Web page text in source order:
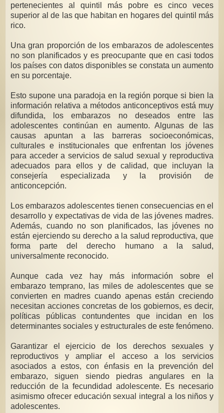
pertenecientes al quintil más pobre es cinco veces
superior al de las que habitan en hogares del quintil más
rico.
Una gran proporción de los embarazos de adolescentes
no son planificados y es preocupante que en casi todos
los países con datos disponibles se constata un aumento
en su porcentaje.
Esto supone una paradoja en la región porque si bien la
información relativa a métodos anticonceptivos está muy
difundida, los embarazos no deseados entre las
adolescentes continúan en aumento. Algunas de las
causas apuntan a las barreras socioeconómicas,
culturales e institucionales que enfrentan los jóvenes
para acceder a servicios de salud sexual y reproductiva
adecuados para ellos y de calidad, que incluyan la
consejería especializada y la provisión de
anticoncepción.
Los embarazos adolescentes tienen consecuencias en el
desarrollo y expectativas de vida de las jóvenes madres.
Además, cuando no son planificados, las jóvenes no
están ejerciendo su derecho a la salud reproductiva, que
forma parte del derecho humano a la salud,
universalmente reconocido.
Aunque cada vez hay más información sobre el
embarazo temprano, las miles de adolescentes que se
convierten en madres cuando apenas están creciendo
necesitan acciones concretas de los gobiernos, es decir,
políticas públicas contundentes que incidan en los
determinantes sociales y estructurales de este fenómeno.
Garantizar el ejercicio de los derechos sexuales y
reproductivos y ampliar el acceso a los servicios
asociados a estos, con énfasis en la prevención del
embarazo, siguen siendo piedras angulares en la
reducción de la fecundidad adolescente. Es necesario
asimismo ofrecer educación sexual integral a los niños y
adolescentes.